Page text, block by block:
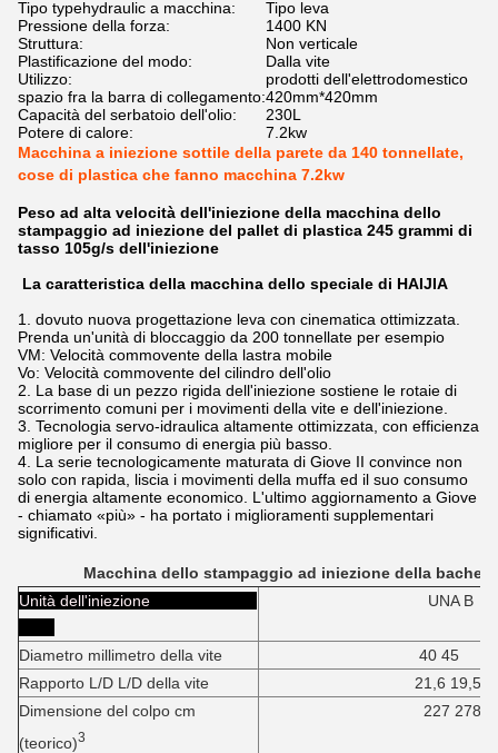
Tipo typehydraulic a macchina:
Tipo leva
Pressione della forza:
1400 KN
Struttura:
Non verticale
Plastificazione del modo:
Dalla vite
Utilizzo:
prodotti dell'elettrodomestico
spazio fra la barra di collegamento:420mm*420mm
Capacità del serbatoio dell'olio:
230L
Potere di calore:
7.2kw
Macchina a iniezione sottile della parete da 140 tonnellate,
cose di plastica che fanno macchina 7.2kw
Peso ad alta velocità dell'iniezione della macchina dello
stampaggio ad iniezione del pallet di plastica 245 grammi di
tasso 105g/s dell'iniezione
La caratteristica della macchina dello speciale di HAIJIA
1. dovuto nuova progettazione leva con cinematica ottimizzata.
Prenda un'unità di bloccaggio da 200 tonnellate per esempio
VM: Velocità commovente della lastra mobile
Vo: Velocità commovente del cilindro dell'olio
2. La base di un pezzo rigida dell'iniezione sostiene le rotaie di
scorrimento comuni per i movimenti della vite e dell'iniezione.
3. Tecnologia servo-idraulica altamente ottimizzata, con efficienza
migliore per il consumo di energia più basso.
4. La serie tecnologicamente maturata di Giove II convince non
solo con rapida, liscia i movimenti della muffa ed il suo consumo
di energia altamente economico. L'ultimo aggiornamento a Giove
- chiamato «più» - ha portato i miglioramenti supplementari
significativi.
Macchina dello stampaggio ad iniezione della
Unità dell'iniezione
UNA B
Diametro millimetro della vite
40 45
Rapporto L/D L/D della vite
21,6 19,5
Dimensione del colpo cm
(teorico)3
227 278